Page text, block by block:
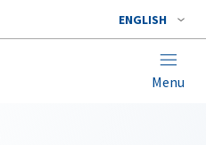
ENGLISH
Menu